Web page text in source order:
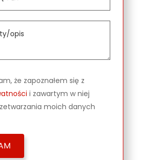
że zapoznałem się z
i zawartym w niej
moich danych